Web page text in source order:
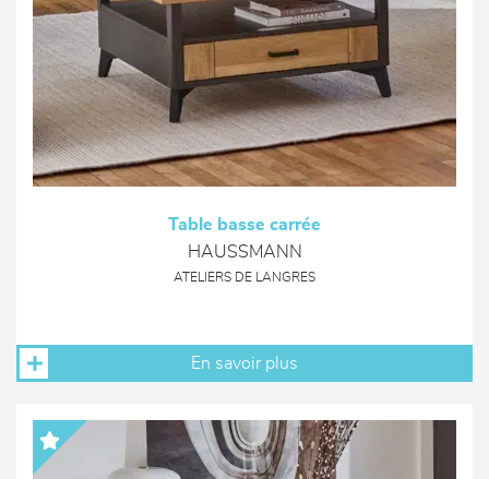
Table basse carrée
HAUSSMANN
ATELIERS DE LANGRES
En savoir plus